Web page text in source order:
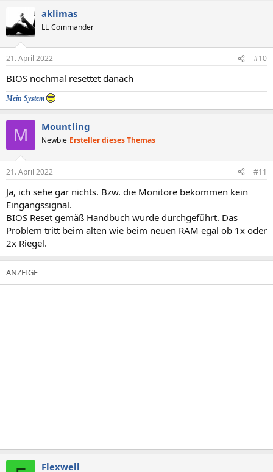
aklimas
Lt. Commander
21. April 2022 #10
BIOS nochmal resettet danach
Mein System
M Mountling
Newbie Ersteller dieses Themas
21. April 2022 #11
Ja, ich sehe gar nichts. Bzw. die Monitore bekommen kein
Eingangssignal.
BIOS Reset gemäß Handbuch wurde durchgeführt. Das
Problem tritt beim alten wie beim neuen RAM egal ob 1x oder
2x Riegel.
Flexwell